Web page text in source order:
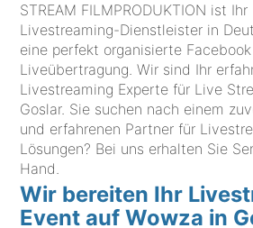
STREAM FILMPRODUKTION ist Ihr
Livestreaming-Dienstleister in
eine perfekt organisierte Facebook
Liveübertragung. Wir sind Ihr
Livestreaming Experte für Live
Goslar. Sie suchen nach einem
und erfahrenen Partner für
Lösungen? Bei uns erhalten Sie
Hand.
Wir bereiten Ihr
Event auf Wowza in